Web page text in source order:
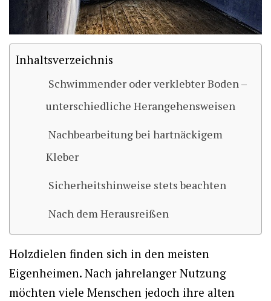
Inhaltsverzeichnis
Schwimmender oder verklebter Boden –
unterschiedliche Herangehensweisen
Nachbearbeitung bei hartnäckigem
Kleber
Sicherheitshinweise stets beachten
Nach dem Herausreißen
Holzdielen finden sich in den meisten
Eigenheimen. Nach jahrelanger Nutzung
möchten viele Menschen jedoch ihre alten